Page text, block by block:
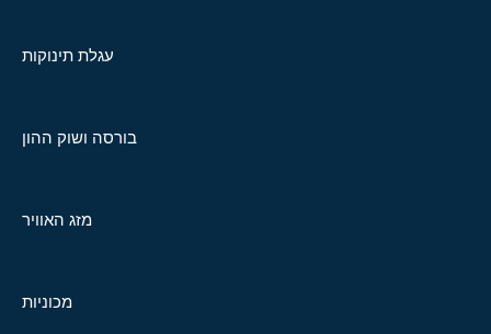
עגלת תינוקות
בורסה ושוק ההון
מזג האוויר
מכוניות